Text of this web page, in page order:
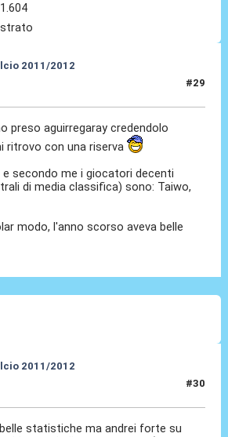
1.604
2011/2012
#29
preso aguirregaray credendolo
ritrovo con una riserva
secondo me i giocatori decenti
di media classifica) sono: Taiwo,
modo, l'anno scorso aveva belle
2011/2012
#30
statistiche ma andrei forte su